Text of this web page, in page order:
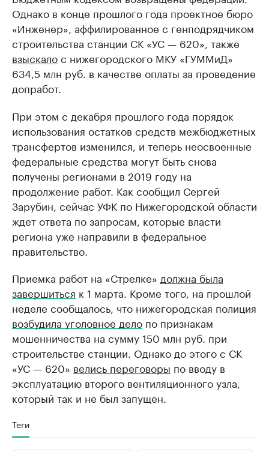
Однако в конце прошлого года проектное бюро
«Инженер», аффилированное с генподрядчиком
строительства станции СК «УС — 620», также
взыскалос нижегородского МКУ «ГУММиД»
634,5 млн руб. в качестве оплаты за проведение
допработ.
При этом с декабря прошлого года порядок
использования остатков средств межбюджетных
трансфертов изменился, и теперь неосвоенные
федеральные средства могут быть снова
получены регионами в 2019 году на
продолжение работ. Как сообщил Сергей
Зарубин, сейчас УФК по Нижегородской области
ждет ответа по запросам, которые власти
региона уже направили в федеральное
правительство.
Приемка работ на «Стрелке» должна была
завершиться к 1 марта. Кроме того, на прошлой
неделе сообщалось, что нижегородская полиция
возбудила уголовное дело по признакам
мошенничества на сумму 150 млн руб. при
строительстве станции. Однако до этого с СК
«УС — 620» велись переговоры по вводу в
эксплуатацию второго вентиляционного узла,
который так и не был запущен.
Теги